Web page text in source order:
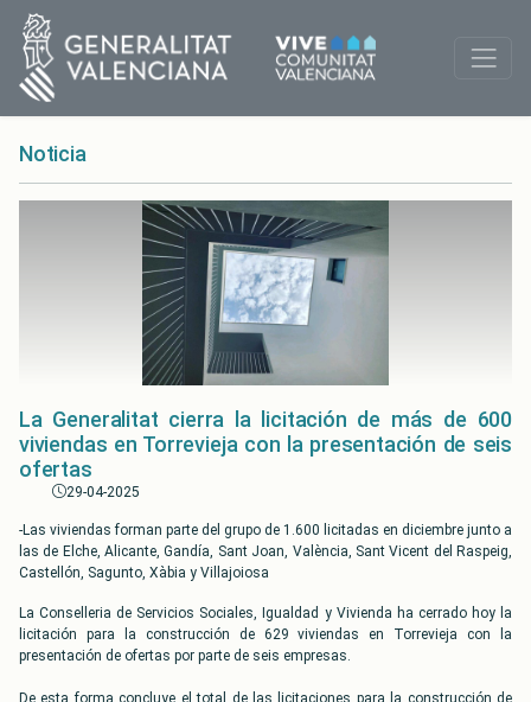
Noticia
La Generalitat cierra la licitación de más de 600
viviendas en Torrevieja con la presentación de seis
ofertas
29-04-2025
-Las viviendas forman parte del grupo de 1.600 licitadas en diciembre junto a
las de Elche, Alicante, Gandía, Sant Joan, València, Sant Vicent del Raspeig,
Castellón, Sagunto, Xàbia y Villajoiosa
La Conselleria de Servicios Sociales, Igualdad y Vivienda ha cerrado hoy la
licitación para la construcción de 629 viviendas en Torrevieja con la
presentación de ofertas por parte de seis empresas.
De esta forma concluye el total de las licitaciones para la construcción de